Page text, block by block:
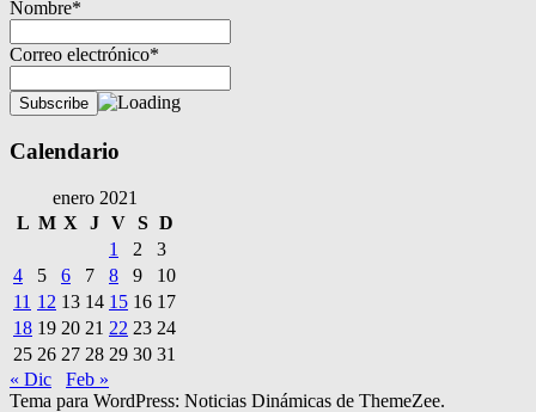
Nombre*
Correo electrónico*
Calendario
enero 2021
L M X J V S D
1
2
3
4
5 6 7 8 9
10
11 12 13 14 15 16 17
18 19 20 21 22 23 24
25 26 27 28 29 30 31
« Dic
Feb »
Tema para WordPress: Noticias Dinámicas de ThemeZee.